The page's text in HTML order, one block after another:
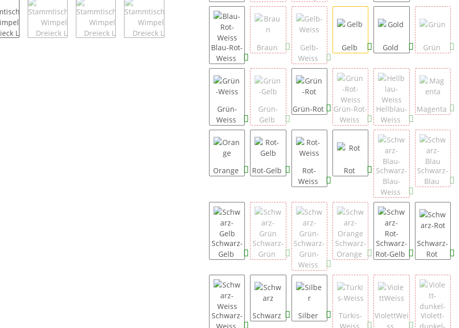
Blau-Rot-
Weiss
Braun
Gelb-
Weiss
Gelb Gold Grün
Grün-
Weiss
Grün-
Gelb
Grün-Rot
Grün-Rot-
Weiss
Hellblau-
Weiss
Magenta
Orange Rot-Gelb
Rot-
Weiss
Rot
Schwarz-
Blau-
Weiss
Schwarz-
Blau
Schwarz-
Gelb
Schwarz-
Grün
Schwarz-
Grün-
Weiss
Schwarz-
Orange
Schwarz-
Rot-Gelb
Schwarz-
Rot
Schwarz-
Schwarz Silber
Türkis-
ViolettWei
Violett-